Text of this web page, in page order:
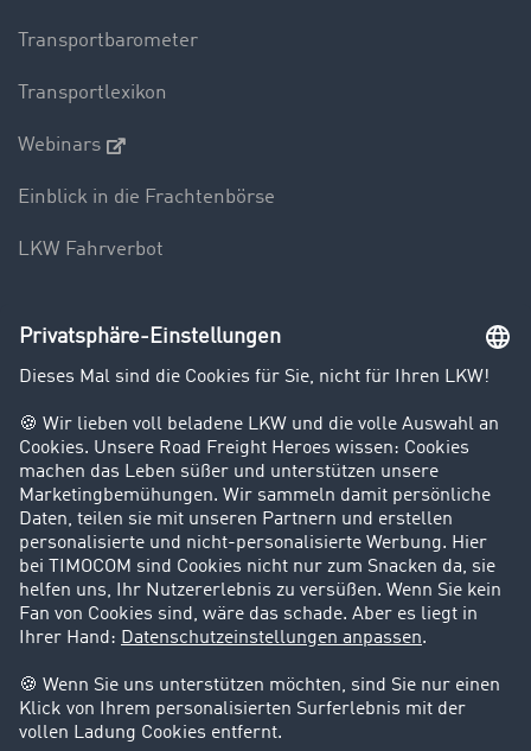
Transportbarometer
Transportlexikon
Webinars
Einblick in die Frachtenbörse
LKW Fahrverbot
Unternehmen
Kunden werben Kunden
Success Stories
Karriere
Support
Kontakt
Rechtliches
Impressum